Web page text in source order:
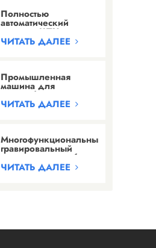
Полностью
автоматический
станок с ЧПУ для
шлифования кромок
камня с 24 головками
ЧИТАТЬ ДАЛЕЕ
Промышленная
машина для
гидроабразивной
резки высокого
ЧИТАТЬ ДАЛЕЕ
Многофункциональный
гравировальный
станок для резьбы по
камню и гравировки
надписей
ЧИТАТЬ ДАЛЕЕ